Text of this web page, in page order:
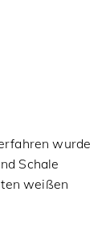
wurde
Schale
weißen